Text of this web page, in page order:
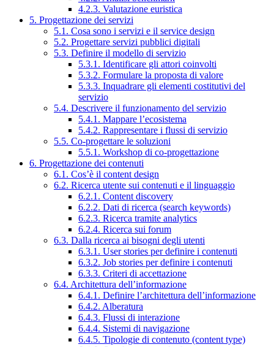
4.2.3. Valutazione euristica
5. Progettazione dei servizi
5.1. Cosa sono i servizi e il service design
5.2. Progettare servizi pubblici digitali
5.3. Definire il modello di servizio
5.3.1. Identificare gli attori coinvolti
5.3.2. Formulare la proposta di valore
5.3.3. Inquadrare gli elementi costitutivi del
servizio
5.4. Descrivere il funzionamento del servizio
5.4.1. Mappare l’ecosistema
5.4.2. Rappresentare i flussi di servizio
5.5. Co-progettare le soluzioni
5.5.1. Workshop di co-progettazione
6. Progettazione dei contenuti
6.1. Cos’è il content design
6.2. Ricerca utente sui contenuti e il linguaggio
6.2.1. Content discovery
6.2.2. Dati di ricerca (search keywords)
6.2.3. Ricerca tramite analytics
6.2.4. Ricerca sui forum
6.3. Dalla ricerca ai bisogni degli utenti
6.3.1. User stories per definire i contenuti
6.3.2. Job stories per definire i contenuti
6.3.3. Criteri di accettazione
6.4. Architettura dell’informazione
6.4.1. Definire l’architettura dell’informazione
6.4.2. Alberatura
6.4.3. Flussi di interazione
6.4.4. Sistemi di navigazione
6.4.5. Tipologie di contenuto (content type)